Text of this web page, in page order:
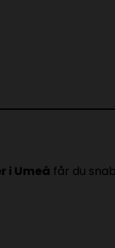
i Umeå får du